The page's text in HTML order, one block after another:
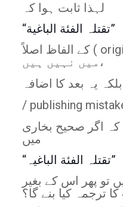
لہذا ثابت ہوا کہ
“تقتلہ الفئة الباغیة”
کے الفاظ اصلاً ( originally ) صحیح بخاری
میں نہیں ہیں،
بلکہ یہ بعد کا اضافہ
کہ اگر صحیح بخاری
میں
“تقتلہ الفئة الباغیہ”
تو پھر اس کے بغیر
ترجمہ کیا بنے گا؟